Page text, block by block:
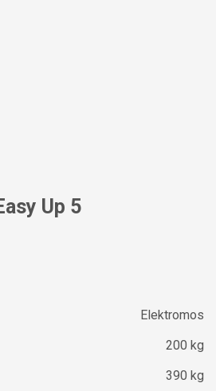
Up 5
Elektromos
200 kg
390 kg